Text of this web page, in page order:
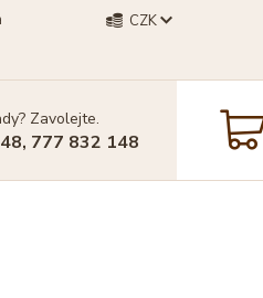
CZK
Zavolejte.
777 832 148